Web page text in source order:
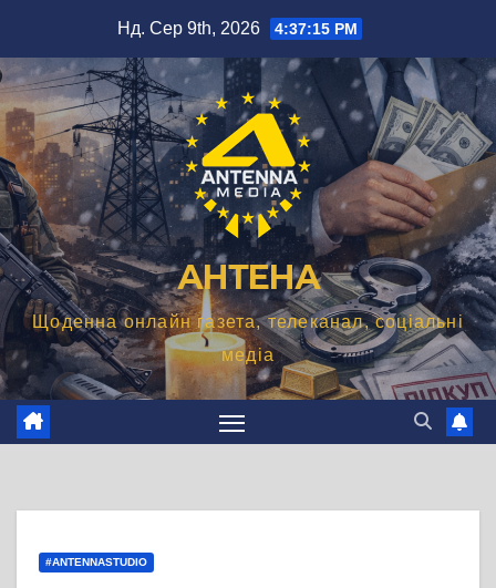
вмісту
Нд. Сер 9th, 2026 4:37:16 PM
АНТЕНА
Щоденна онлайн газета, телеканал, соціальні
медіа
#ANTENNASTUDIO